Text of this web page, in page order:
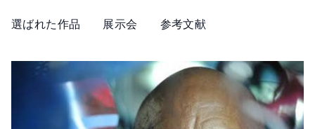
選ばれた作品 展示会 参考文献